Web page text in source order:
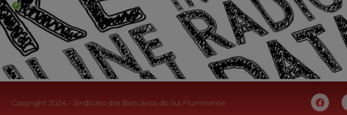
De segunda à sexta-feira , das 9h às 17h.
Copyright 2024 - Sindicato dos Bancários do Sul Fluminense